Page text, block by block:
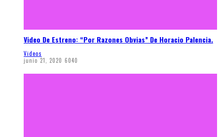
Video De Estreno: “Por Razones Obvias” De Horacio Palencia.
Videos
junio 21, 2020 6040